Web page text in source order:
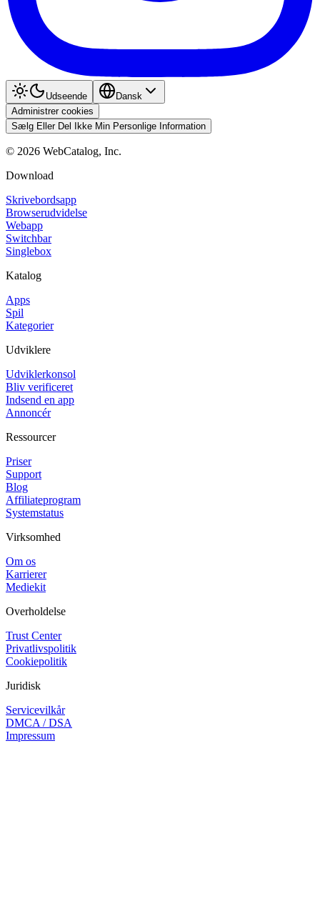
Udseende
Dansk
Administrer cookies
Sælg Eller Del Ikke Min Personlige Information
© 2026 WebCatalog, Inc.
Download
Skrivebordsapp
Browserudvidelse
Webapp
Switchbar
Singlebox
Katalog
Apps
Spil
Kategorier
Udviklere
Udviklerkonsol
Bliv verificeret
Indsend en app
Annoncér
Ressourcer
Priser
Support
Blog
Affiliateprogram
Systemstatus
Virksomhed
Om os
Karrierer
Mediekit
Overholdelse
Trust Center
Privatlivspolitik
Cookiepolitik
Juridisk
Servicevilkår
DMCA / DSA
Impressum